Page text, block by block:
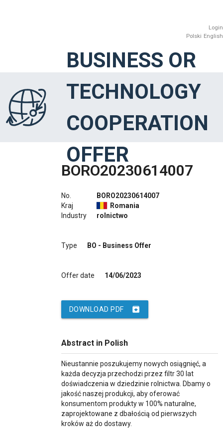
Login
Polski English
BUSINESS OR
TECHNOLOGY
COOPERATION
OFFER
BORO20230614007
No.
Kraj
Industry
BORO20230614007
Romania
rolnictwo
Type BO - Business Offer
Offer date 14/06/2023
archive
DOWNLOAD PDF
Abstract in Polish
Nieustannie poszukujemy nowych osiągnięć, a
każda decyzja przechodzi przez filtr 30 lat
doświadczenia w dziedzinie rolnictwa. Dbamy o
jakość naszej produkcji, aby oferować
konsumentom produkty w 100% naturalne,
zaprojektowane z dbałością od pierwszych
kroków aż do dostawy.